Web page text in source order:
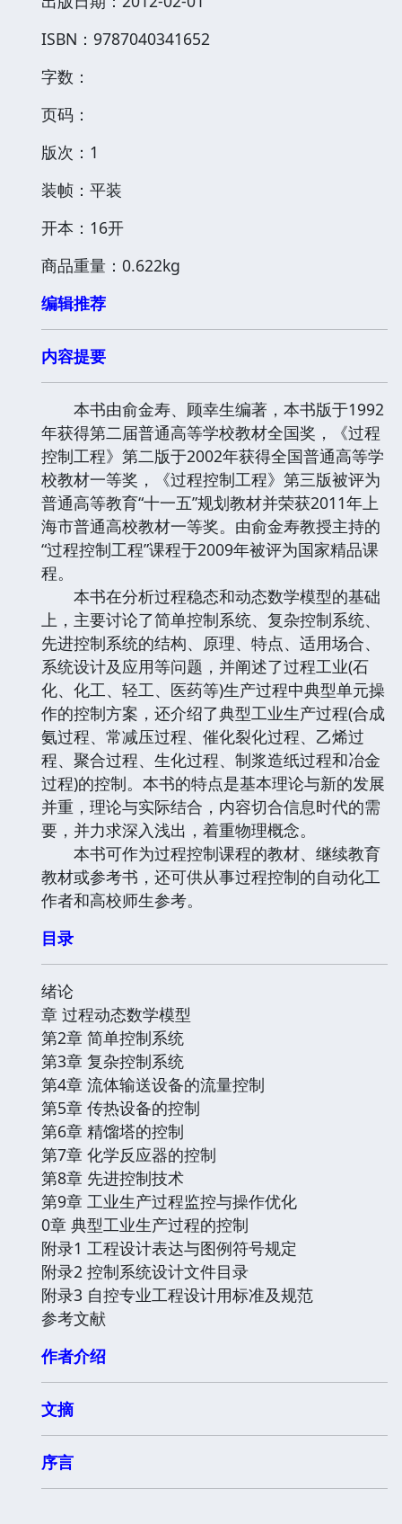
ISBN：9787040341652
字数：
页码：
版次：1
装帧：平装
开本：16开
商品重量：0.622kg
编辑推荐
内容提要
本书由俞金寿、顾幸生编著，本书版于1992
年获得第二届普通高等学校教材全国奖，《过程
控制工程》第二版于2002年获得全国普通高等学
校教材一等奖，《过程控制工程》第三版被评为
普通高等教育“十一五”规划教材并荣获2011年上
海市普通高校教材一等奖。由俞金寿教授主持的
“过程控制工程”课程于2009年被评为国家精品课
程。
本书在分析过程稳态和动态数学模型的基础
上，主要讨论了简单控制系统、复杂控制系统、
先进控制系统的结构、原理、特点、适用场合、
系统设计及应用等问题，并阐述了过程工业(石
化、化工、轻工、医药等)生产过程中典型单元操
作的控制方案，还介绍了典型工业生产过程(合成
氨过程、常减压过程、催化裂化过程、乙烯过
程、聚合过程、生化过程、制浆造纸过程和冶金
过程)的控制。本书的特点是基本理论与新的发展
并重，理论与实际结合，内容切合信息时代的需
要，并力求深入浅出，着重物理概念。
本书可作为过程控制课程的教材、继续教育
教材或参考书，还可供从事过程控制的自动化工
作者和高校师生参考。
目录
绪论
章 过程动态数学模型
第2章 简单控制系统
第3章 复杂控制系统
第4章 流体输送设备的流量控制
第5章 传热设备的控制
第6章 精馏塔的控制
第7章 化学反应器的控制
第8章 先进控制技术
第9章 工业生产过程监控与操作优化
0章 典型工业生产过程的控制
附录1 工程设计表达与图例符号规定
附录2 控制系统设计文件目录
附录3 自控专业工程设计用标准及规范
参考文献
作者介绍
文摘
序言